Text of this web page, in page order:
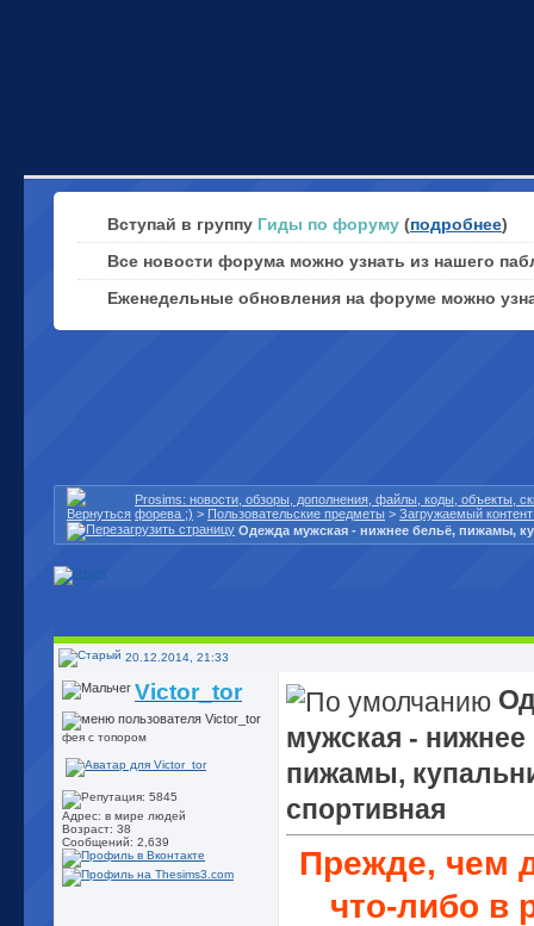
Вступай в группу Гиды по форуму (подробнее)
Все новости форума можно узнать из нашего
Еженедельные обновления на форуме можно
Prosims: новости, обзоры, дополнения, файлы, коды, объекты,
форева ;) > Пользовательские предметы > Загружаемый
Одежда мужская - нижнее бельё, пижамы,
20.12.2014, 21:33
Victor_tor
фея с топором
Адрес: в мире людей
Возраст: 38
Сообщений: 2,639
мужская - нижнее
пижамы,
спортивная
Прежде, чем
что-либо в